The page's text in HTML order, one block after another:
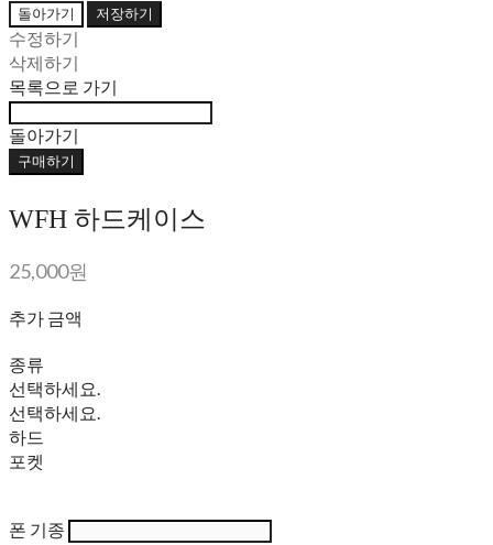
돌아가기 저장하기
수정하기
삭제하기
목록으로 가기
돌아가기
구매하기
WFH 하드케이스
25,000원
추가 금액
종류
선택하세요.
선택하세요.
하드
포켓
폰 기종